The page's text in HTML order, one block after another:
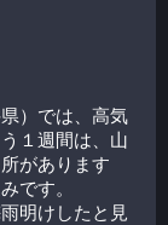
）では、高気
１週間は、山
があります
です。
明けしたと見